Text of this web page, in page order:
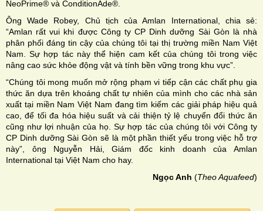
NeoPrime® và ConditionAde®.
Ông Wade Robey, Chủ tịch của Amlan International, chia sẻ:
“Amlan rất vui khi được Công ty CP Dinh dưỡng Sài Gòn là nhà
phân phối đáng tin cậy của chúng tôi tại thị trường miền Nam Việt
Nam. Sự hợp tác này thể hiện cam kết của chúng tôi trong việc
nâng cao sức khỏe động vật và tính bền vững trong khu vực”.
“Chúng tôi mong muốn mở rộng phạm vi tiếp cận các chất phụ gia
thức ăn dựa trên khoáng chất tự nhiên của mình cho các nhà sản
xuất tại miền Nam Việt Nam đang tìm kiếm các giải pháp hiệu quả
cao, để tối đa hóa hiệu suất và cải thiện tỷ lệ chuyển đổi thức ăn
cũng như lợi nhuận của họ. Sự hợp tác của chúng tôi với Công ty
CP Dinh dưỡng Sài Gòn sẽ là một phần thiết yếu trong việc hỗ trợ
này”, ông Nguyễn Hải, Giám đốc kinh doanh của Amlan
International tại Việt Nam cho hay.
Ngọc Anh (Theo Aquafeed)